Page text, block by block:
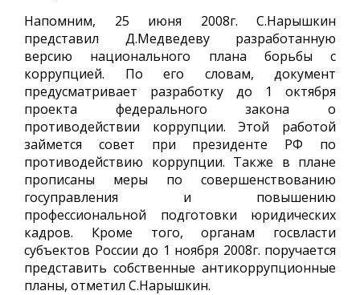
Напомним, 25 июня 2008г. С.Нарышкин
представил Д.Медведеву разработанную
версию национального плана борьбы с
коррупцией. По его словам, документ
предусматривает разработку до 1 октября
проекта федерального закона о
противодействии коррупции. Этой работой
займется совет при президенте РФ по
противодействию коррупции. Также в плане
прописаны меры по совершенствованию
госуправления и повышению
профессиональной подготовки юридических
кадров. Кроме того, органам госвласти
субъектов России до 1 ноября 2008г. поручается
представить собственные антикоррупционные
планы, отметил С.Нарышкин.